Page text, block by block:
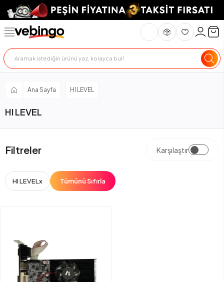
Ana Sayfa HI LEVEL
HI LEVEL
Filtreler Karşılaştır
HI LEVELx Tümünü Sıfırla